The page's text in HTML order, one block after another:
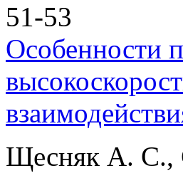
51-53
Особенности
Щесняк А. С.,